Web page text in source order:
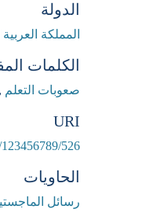
الدولة
المملكة
الكلمات
صعوبات التعلم ,
URI
526
الحاويات
رسائل